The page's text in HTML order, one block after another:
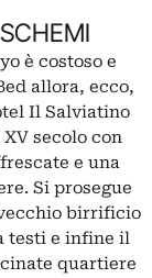
è costoso e
allora, ecco,
Il Salviatino
secolo con
e una
Si prosegue
birrificio
testi e infine il
quartiere